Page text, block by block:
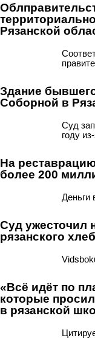
Рязанской
Здание
Соборной в
Суд
году
На
более 200
Деньги
Суд ужесточил
рязанского
«Всё идёт по
которые
в рязанской